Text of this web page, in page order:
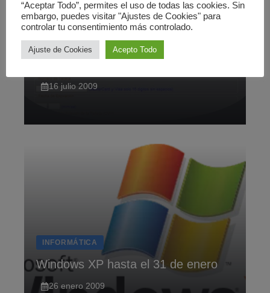
INFORMÁTICA
16 julio 2009
INFORMÁTICA
Windows XP hasta el 31 de enero
26 enero 2009
“Aceptar Todo”, permites el uso de todas las cookies. Sin
embargo, puedes visitar "Ajustes de Cookies" para
controlar tu consentimiento más controlado.
Ajuste de Cookies Acepto Todo